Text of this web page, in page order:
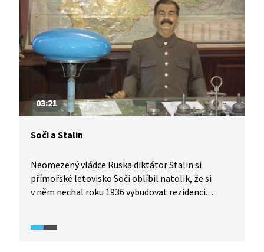
na světě. Vyrábějí z nich čaj, marmeládu, mýdla,
šampony a samozřejmě voňavky. Růže je
pro Bulhary tak důležitá květina, že má dokonce
svůj vlastní svátek.
03:21
Soči a Stalin
Neomezený vládce Ruska diktátor Stalin si
přímořské letovisko Soči oblíbil natolik, že si
v něm nechal roku 1936 vybudovat rezidenci.
krutého diktátora.